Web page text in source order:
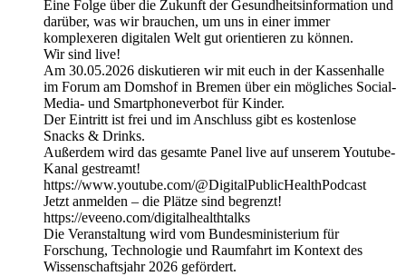
Eine Folge über die Zukunft der Gesundheitsinformation und
darüber, was wir brauchen, um uns in einer immer
komplexeren digitalen Welt gut orientieren zu können.
Wir sind live!
Am 30.05.2026 diskutieren wir mit euch in der Kassenhalle
im Forum am Domshof in Bremen über ein mögliches Social-
Media- und Smartphoneverbot für Kinder.
Der Eintritt ist frei und im Anschluss gibt es kostenlose
Snacks & Drinks.
Außerdem wird das gesamte Panel live auf unserem Youtube-
Kanal gestreamt!
https://www.youtube.com/@DigitalPublicHealthPodcast
Jetzt anmelden – die Plätze sind begrenzt!
https://eveeno.com/digitalhealthtalks
Die Veranstaltung wird vom Bundesministerium für
Forschung, Technologie und Raumfahrt im Kontext des
Wissenschaftsjahr 2026 gefördert.